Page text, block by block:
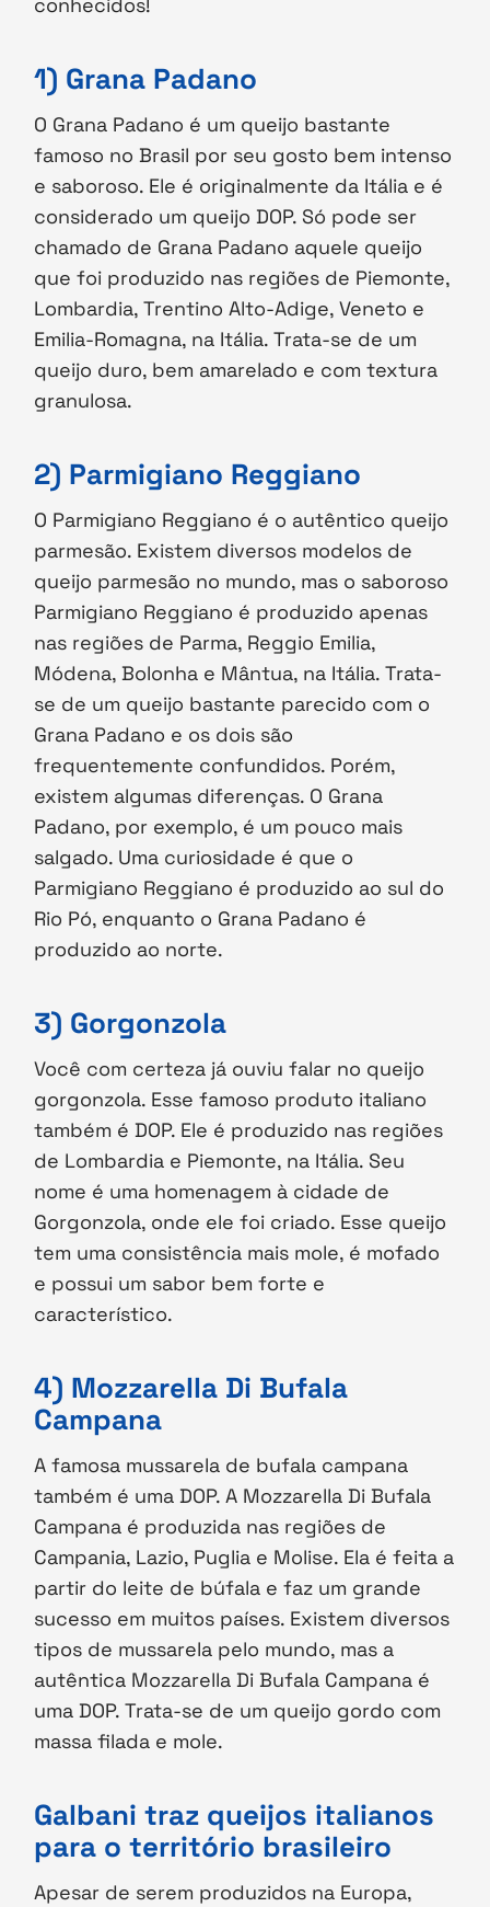
1) Grana Padano
O Grana Padano é um queijo bastante
famoso no Brasil por seu gosto bem intenso
e saboroso. Ele é originalmente da Itália e é
considerado um queijo DOP. Só pode ser
chamado de Grana Padano aquele queijo
que foi produzido nas regiões de Piemonte,
Lombardia, Trentino Alto-Adige, Veneto e
Emilia-Romagna, na Itália. Trata-se de um
queijo duro, bem amarelado e com textura
granulosa.
2) Parmigiano Reggiano
O Parmigiano Reggiano é o autêntico queijo
parmesão. Existem diversos modelos de
queijo parmesão no mundo, mas o saboroso
Parmigiano Reggiano é produzido apenas
nas regiões de Parma, Reggio Emilia,
Módena, Bolonha e Mântua, na Itália. Trata-
se de um queijo bastante parecido com o
Grana Padano e os dois são
frequentemente confundidos. Porém,
existem algumas diferenças. O Grana
Padano, por exemplo, é um pouco mais
salgado. Uma curiosidade é que o
Parmigiano Reggiano é produzido ao sul do
Rio Pó, enquanto o Grana Padano é
produzido ao norte.
3) Gorgonzola
Você com certeza já ouviu falar no queijo
gorgonzola. Esse famoso produto italiano
também é DOP. Ele é produzido nas regiões
de Lombardia e Piemonte, na Itália. Seu
nome é uma homenagem à cidade de
Gorgonzola, onde ele foi criado. Esse queijo
tem uma consistência mais mole, é mofado
e possui um sabor bem forte e
característico.
4) Mozzarella Di Bufala
Campana
A famosa mussarela de bufala campana
também é uma DOP. A Mozzarella Di Bufala
Campana é produzida nas regiões de
Campania, Lazio, Puglia e Molise. Ela é feita a
partir do leite de búfala e faz um grande
sucesso em muitos países. Existem diversos
tipos de mussarela pelo mundo, mas a
autêntica Mozzarella Di Bufala Campana é
uma DOP. Trata-se de um queijo gordo com
massa filada e mole.
Galbani traz queijos italianos
para o território brasileiro
Apesar de serem produzidos na Europa,